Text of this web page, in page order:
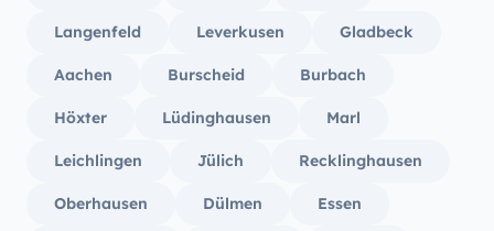
Langenfeld Leverkusen Gladbeck
Aachen Burscheid Burbach
Höxter Lüdinghausen Marl
Leichlingen Jülich Recklinghausen
Oberhausen Dülmen Essen